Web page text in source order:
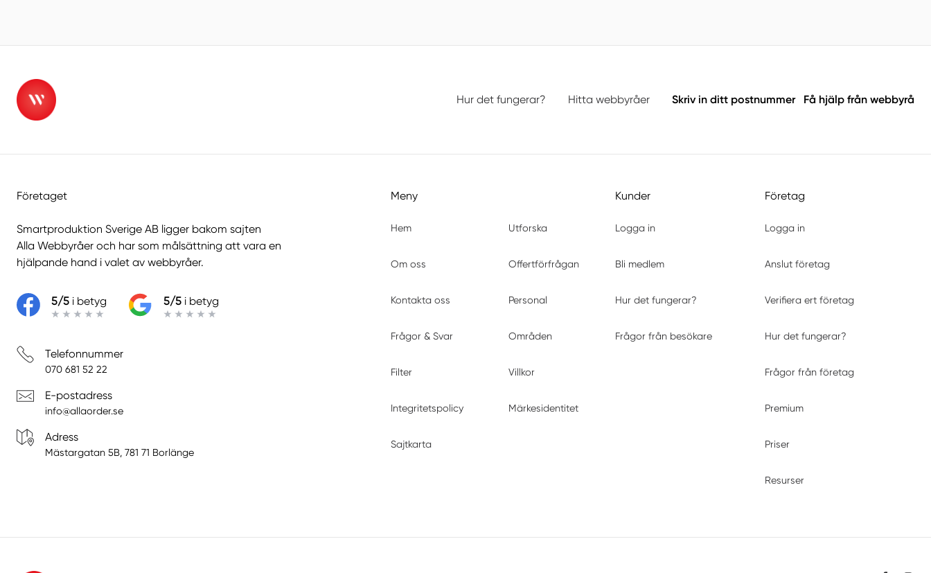
Hur det fungerar? Hitta webbyråer Skriv in ditt postnummer Få hjälp från webbyrå
Företaget
Smartproduktion Sverige AB ligger bakom sajten
Alla Webbyråer och har som målsättning att vara en
hjälpande hand i valet av webbyråer.
5/5 i betyg 5/5 i betyg
Telefonnummer
070 681 52 22
E-postadress
info@allaorder.se
Adress
Mästargatan 5B, 781 71 Borlänge
Meny
Hem Utforska
Om oss Offertförfrågan
Kontakta oss Personal
Frågor & Svar Områden
Filter Villkor
Integritetspolicy Märkesidentitet
Sajtkarta
Kunder
Logga in
Bli medlem
Hur det fungerar?
Frågor från besökare
Företag
Logga in
Anslut företag
Verifiera ert företag
Hur det fungerar?
Frågor från företag
Premium
Priser
Resurser